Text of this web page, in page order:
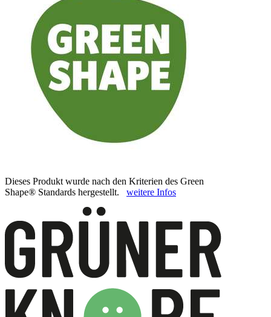
Dieses Produkt wurde nach den Kriterien des Green
Shape® Standards hergestellt. weitere Infos